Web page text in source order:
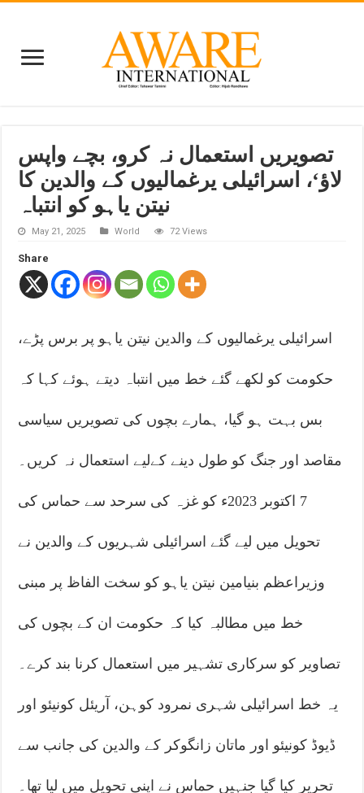
تصویریں استعمال نہ کرو، بچے واپس
لاؤ‘، اسرائیلی یرغمالیوں کے والدین کا
نیتن یاہو کو انتباہ
May 21, 2025 World 72 Views
Share
اسرائیلی یرغمالیوں کے والدین نیتن یاہو پر برس پڑے،
حکومت کو لکھے گئے خط میں انتباہ دیتے ہوئے کہا کہ
بس بہت ہو گیا، ہمارے بچوں کی تصویریں سیاسی
مقاصد اور جنگ کو طول دینے کےلیے استعمال نہ کریں۔
7 اکتوبر 2023ء کو غزہ کی سرحد سے حماس کی
تحویل میں لیے گئے اسرائیلی شہریوں کے والدین نے
وزیراعظم بنیامین نیتن یاہو کو سخت الفاظ پر مبنی
خط میں مطالبہ کیا کہ حکومت ان کے بچوں کی
تصاویر کو سرکاری تشہیر میں استعمال کرنا بند کرے۔
یہ خط اسرائیلی شہری نمرود کوہن، آریئل کونیئو اور
ڈیوڈ کونیئو اور ماتان زانگوکر کے والدین کی جانب سے
تحریر کیا گیا جنہیں حماس نے اپنی تحویل میں لیا تھا۔